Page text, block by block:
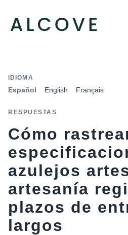
IDIOMA
Español English Français
RESPUESTAS
Cómo
azulejos
artesanía
plazos de
largos